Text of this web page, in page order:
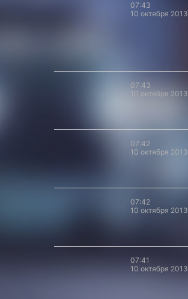
07:43
10 октября 2013
07:43
10 октября 2013
07:42
10 октября 2013
07:42
10 октября 2013
07:41
10 октября 2013